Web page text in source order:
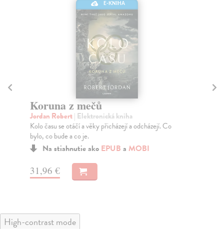
E-KNIHA
Koruna z mečů
Jordan Robert| Elektronická kniha
Kolo času se otáčí a věky přicházejí a odcházejí. Co
bylo, co bude a co je.
Na stiahnutie ako EPUB a MOBI
31,96 €
High-contrast mode